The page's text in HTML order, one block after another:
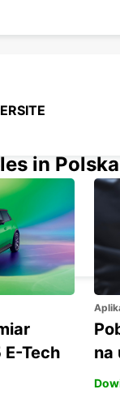
in Polska
E-Tech
na